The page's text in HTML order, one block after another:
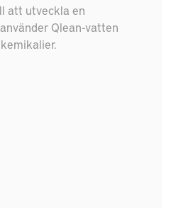
att utveckla en
Qlean-vatten